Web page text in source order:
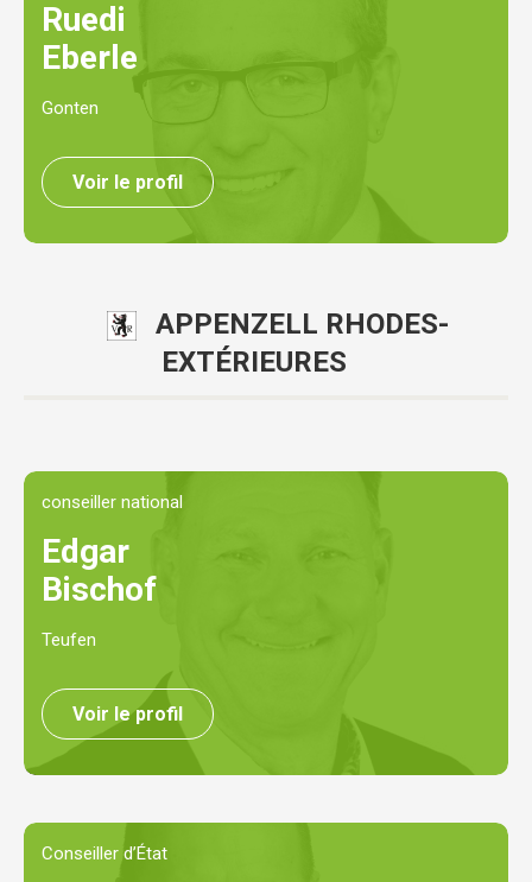
Ruedi
Eberle
Gonten
Voir le profil
APPENZELL RHODES-
EXTÉRIEURES
conseiller national
Edgar
Bischof
Teufen
Voir le profil
Conseiller d’État